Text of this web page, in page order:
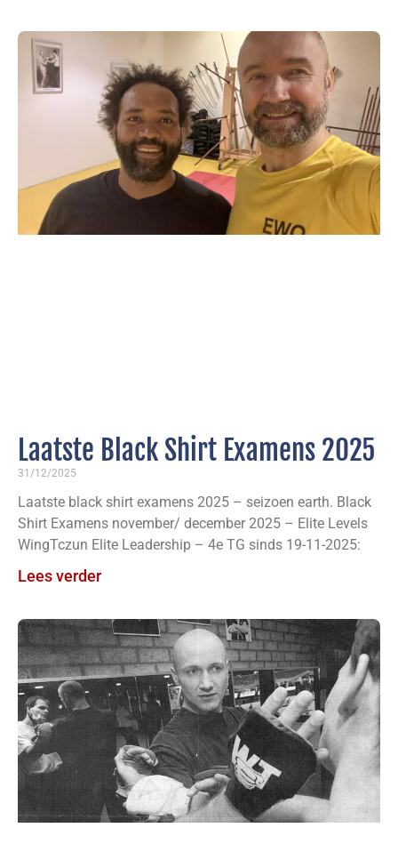
Laatste Black Shirt Examens 2025
31/12/2025
Laatste black shirt examens 2025 – seizoen earth. Black
Shirt Examens november/ december 2025 – Elite Levels
WingTczun Elite Leadership – 4e TG sinds 19-11-2025:
Lees verder